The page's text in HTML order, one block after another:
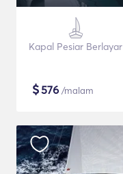
Kapal Pesiar Berlayar
$576 /malam